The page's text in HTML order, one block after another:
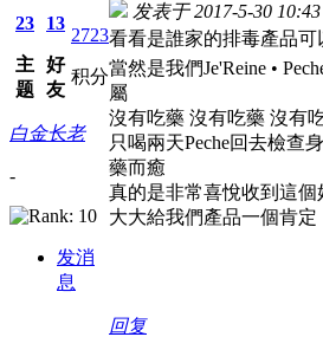
23
主
题
13
好
友
2723
积分
白金长老
-
发消
息
发表于 2017-5-30
看看是誰家的排毒產品可
當然是我們Je'Reine •
屬
沒有吃藥 沒有吃藥 沒有
只喝兩天Peche回去檢查
藥而癒
真的是非常喜悅收到這個
大大給我們產品一個肯定
回复